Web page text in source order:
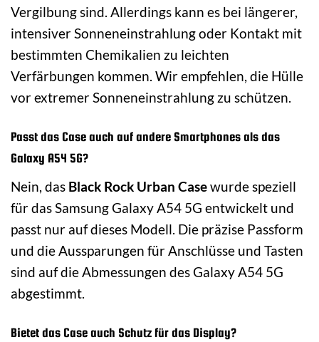
Vergilbung sind. Allerdings kann es bei längerer,
intensiver Sonneneinstrahlung oder Kontakt mit
bestimmten Chemikalien zu leichten
Verfärbungen kommen. Wir empfehlen, die Hülle
vor extremer Sonneneinstrahlung zu schützen.
Passt das Case auch auf andere Smartphones als das
Galaxy A54 5G?
Nein, das Black Rock Urban Casewurde speziell
für das Samsung Galaxy A54 5G entwickelt und
passt nur auf dieses Modell. Die präzise Passform
und die Aussparungen für Anschlüsse und Tasten
sind auf die Abmessungen des Galaxy A54 5G
abgestimmt.
Bietet das Case auch Schutz für das Display?